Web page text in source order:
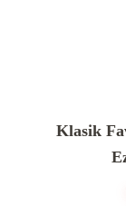
Klasik